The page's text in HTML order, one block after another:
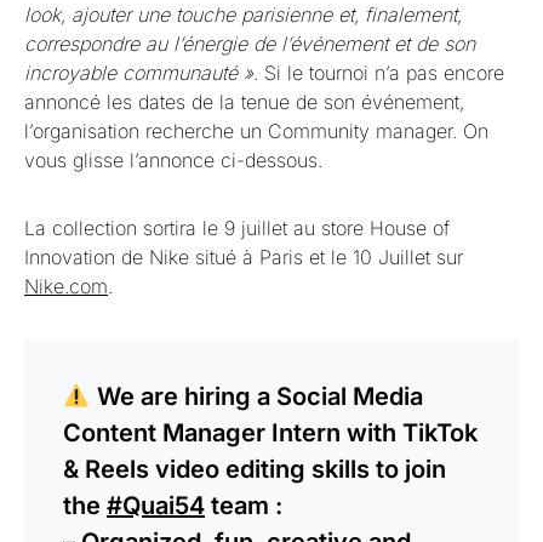
look, ajouter une touche parisienne et, finalement,
correspondre au l’énergie de l’événement et de son
incroyable communauté » . Si le tournoi n’a pas encore
annoncé les dates de la tenue de son événement,
l’organisation recherche un Community manager. On
vous glisse l’annonce ci-dessous.
La collection sortira le 9 juillet au store House of
Innovation de Nike situé à Paris et le 10 Juillet sur
Nike.com
We are hiring a Social Media
Content Manager Intern with TikTok
& Reels video editing skills to join
the #Quai54 team :